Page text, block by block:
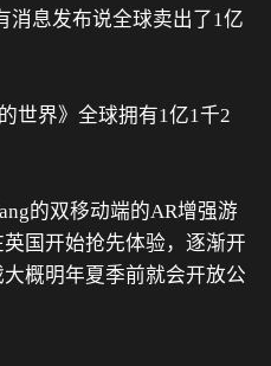
消息发布说全球卖出了1亿
世界》全球拥有1亿1千2
的双移动端的AR增强游
国开始抢先体验，逐渐开
概明年夏季前就会开放公